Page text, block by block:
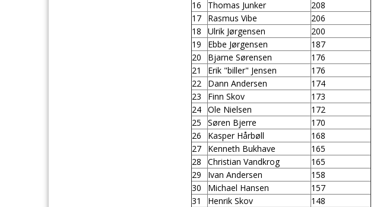
16
Thomas Junker
208
17
Rasmus Vibe
206
18
Ulrik Jørgensen
200
19
Ebbe Jørgensen
187
20
Bjarne Sørensen
176
21
Erik "biller" Jensen
176
22
Dann Andersen
174
23
Finn Skov
173
24 Ole Nielsen
172
25
Søren Bjerre
170
26
Kasper Hårbøll
168
27
Kenneth Bukhave
165
28
Christian Vandkrog
165
29
Ivan Andersen
158
30
Michael Hansen
157
31
Henrik Skov
148